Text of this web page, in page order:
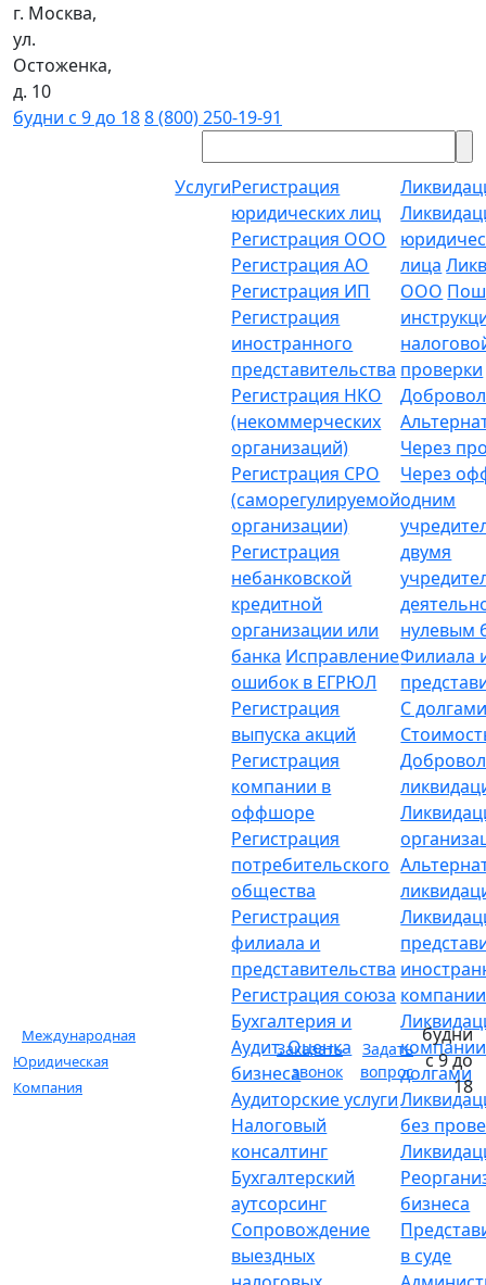
г. Москва,
ул.
Остоженка,
д. 10
будни с 9 до 188 (800) 250-19-91
Международная
Юридическая
Компания
УслугиРегистрация
юридических лиц
Регистрация ООО
Регистрация АО
Регистрация ИП
Регистрация
иностранного
представительства
Регистрация НКО
(некоммерческих
организаций)
Регистрация СРО
(саморегулируемой
организации)
Регистрация
небанковской
кредитной
организации или
банка Исправление
ошибок в ЕГРЮЛ
Регистрация
выпуска акций
Регистрация
компании в
оффшоре
Регистрация
потребительского
общества
Регистрация
филиала и
представительства
Регистрация союза
Бухгалтерия и
Аудит. Оценка
бизнеса
Аудиторские услуги
Налоговый
консалтинг
Бухгалтерский
аутсорсинг
Сопровождение
выездных
лица
ООО
проверки
Через
Через
одним
двумя
нулевым
Филиала
С
компании
долгами
без
бизнеса
в суде
Заказать
звонок
Задать
вопрос
будни
с 9 до
18